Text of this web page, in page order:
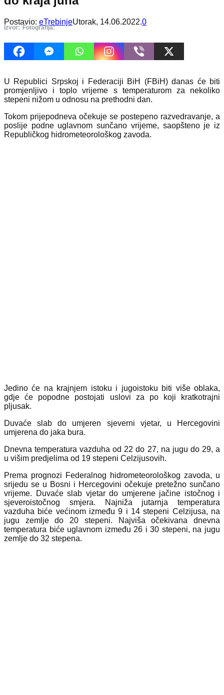
Postavio: eTrebinjeUtorak, 14.06.2022.0
Izvor: Fotografija:
U Republici Srpskoj i Federaciji BiH (FBiH) danas će biti
promjenljivo i toplo vrijeme s temperaturom za nekoliko
stepeni nižom u odnosu na prethodni dan.
Tokom prijepodneva očekuje se postepeno razvedravanje, a
poslije podne uglavnom sunčano vrijeme, saopšteno je iz
Republičkog hidrometeorološkog zavoda.
Jedino će na krajnjem istoku i jugoistoku biti više oblaka,
gdje će popodne postojati uslovi za po koji kratkotrajni
pljusak.
Duvaće slab do umjeren sjeverni vjetar, u Hercegovini
umjerena do jaka bura.
Dnevna temperatura vazduha od 22 do 27, na jugu do 29, a
u višim predjelima od 19 stepeni Celzijusovih.
Prema prognozi Federalnog hidrometeorološkog zavoda, u
srijedu se u Bosni i Hercegovini očekuje pretežno sunčano
vrijeme. Duvaće slab vjetar do umjerene jačine istočnog i
sjeveroistočnog smjera. Najniža jutarnja temperatura
vazduha biće većinom između 9 i 14 stepeni Celzijusa, na
jugu zemlje do 20 stepeni. Najviša očekivana dnevna
temperatura biće uglavnom između 26 i 30 stepeni, na jugu
zemlje do 32 stepena.